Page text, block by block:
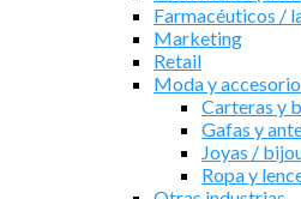
Farmacéuticos /
Marketing
Retail
Moda y
Carteras y
Gafas y
Joyas /
Ropa y